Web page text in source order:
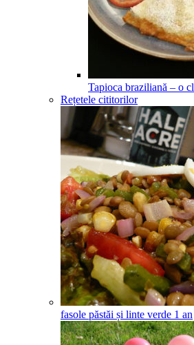
Tapioca braziliană – o
Rețetele cititorilor
fasole păstăi și linte verde 1 an